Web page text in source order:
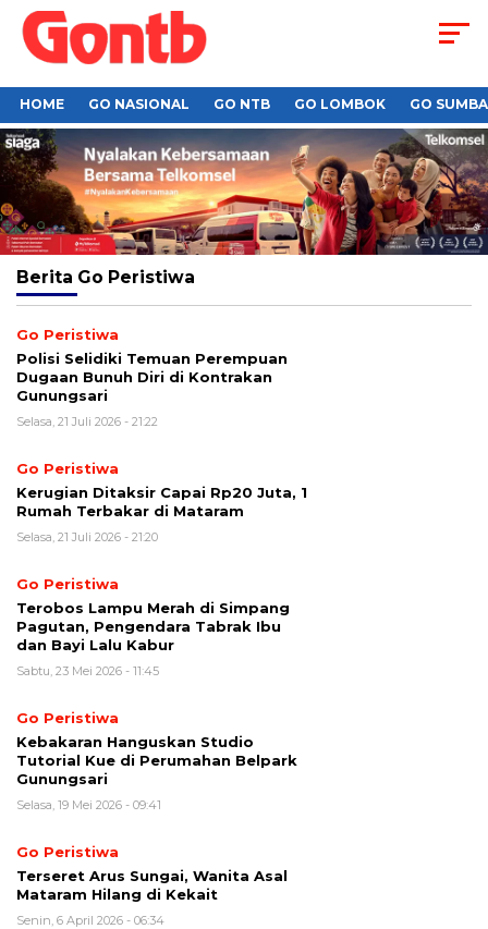
HOME GO NASIONAL GO NTB GO LOMBOK GO
Berita Go Peristiwa
Go Peristiwa
Polisi Selidiki Temuan Perempuan
Dugaan Bunuh Diri di Kontrakan
Gunungsari
Selasa, 21 Juli 2026 - 21:22
Go Peristiwa
Kerugian Ditaksir Capai Rp20 Juta, 1
Rumah Terbakar di Mataram
Selasa, 21 Juli 2026 - 21:20
Go Peristiwa
Terobos Lampu Merah di Simpang
Pagutan, Pengendara Tabrak Ibu
dan Bayi Lalu Kabur
Sabtu, 23 Mei 2026 - 11:45
Go Peristiwa
Kebakaran Hanguskan Studio
Tutorial Kue di Perumahan Belpark
Gunungsari
Selasa, 19 Mei 2026 - 09:41
Go Peristiwa
Terseret Arus Sungai, Wanita Asal
Mataram Hilang di Kekait
Senin, 6 April 2026 - 06:34